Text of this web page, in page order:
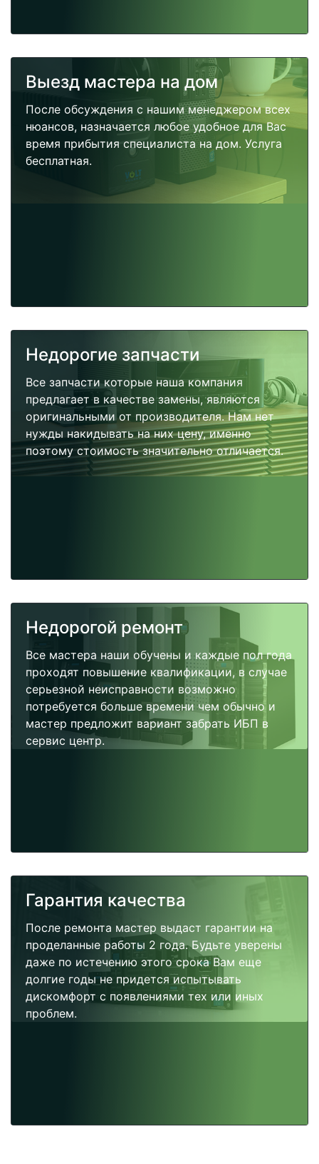
Выезд мастера на дом
После обсуждения с нашим менеджером всех
нюансов, назначается любое удобное для Вас
время прибытия специалиста на дом. Услуга
бесплатная.
Недорогие запчасти
Все запчасти которые наша компания
предлагает в качестве замены, являются
оригинальными от производителя. Нам нет
нужды накидывать на них цену, именно
поэтому стоимость значительно отличается.
Недорогой ремонт
Все мастера наши обучены и каждые пол года
проходят повышение квалификации, в случае
серьезной неисправности возможно
потребуется больше времени чем обычно и
мастер предложит вариант забрать ИБП в
сервис центр.
Гарантия качества
После ремонта мастер выдаст гарантии на
проделанные работы 2 года. Будьте уверены
даже по истечению этого срока Вам еще
долгие годы не придется испытывать
дискомфорт с появлениями тех или иных
проблем.